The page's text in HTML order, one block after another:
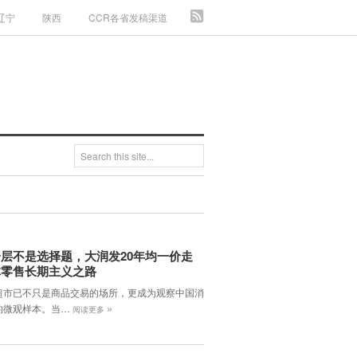
宁 陕西 CCR各省发稿渠道
不是选择题，大润发20年均一价走
售长期主义之路
市已不只是商品交易的场所，更成为观察中国消
微观样本。当…
阅读更多 »